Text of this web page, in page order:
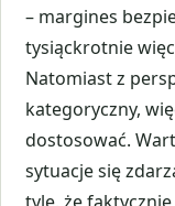
– margines
tysiąckrotnie
Natomiast z
kategoryczny,
dostosować.
sytuacje się